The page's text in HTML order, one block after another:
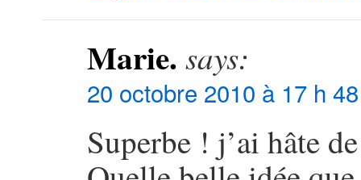
Marie. says:
20 octobre 2010 à 17 h
Superbe ! j’ai hâte